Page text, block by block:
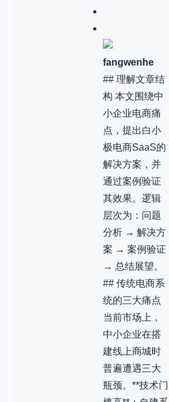
fangwenhe
## 理解文章结
构 本文围绕中
小企业电商痛
点，提出白小
极电商SaaS的
解决方案，并
通过案例验证
其效果。逻辑
层次为：问题
分析 → 解决方
案 → 案例验证
→ 总结展望。
## 传统电商系
统的三大痛点
当前市场上，
中小企业在搭
建线上商城时
普遍遭遇三大
瓶颈。**技术门